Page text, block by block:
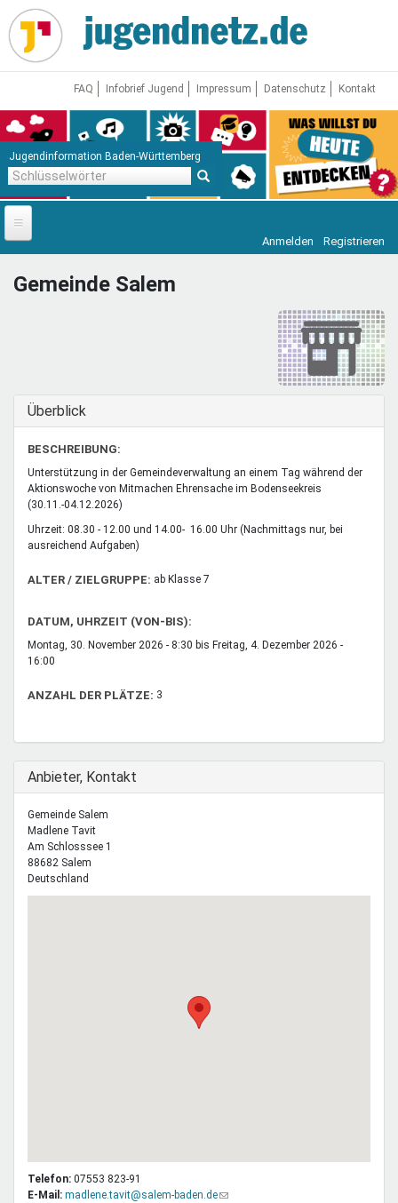
Direkt
zum
Inhalt
FAQ Infobrief Jugend Impressum Datenschutz Kontakt
Jugendinformation Baden-Württemberg
Startseite
News
Mentoren & Projekte
Schule & Beruf
Demokratie & Beteiligung
Anmelden Registrieren
Gemeinde Salem
Ausblenden
Überblick
BESCHREIBUNG:
Unterstützung in der Gemeindeverwaltung an einem Tag während der
Aktionswoche von Mitmachen Ehrensache im Bodenseekreis
(30.11.-04.12.2026)
Uhrzeit: 08.30 - 12.00 und 14.00- 16.00 Uhr (Nachmittags nur, bei
ausreichend Aufgaben)
ALTER / ZIELGRUPPE: ab Klasse 7
DATUM, UHRZEIT (VON-BIS):
Montag, 30. November 2026 - 8:30 bis Freitag, 4. Dezember 2026 -
16:00
ANZAHL DER PLÄTZE: 3
Ausblenden
Anbieter, Kontakt
Gemeinde Salem
Madlene Tavit
Am Schlosssee 1
88682 Salem
Deutschland
Telefon: 07553 823-91
E-Mail: madlene.tavit@salem-baden.de(Link